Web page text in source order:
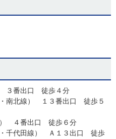
３番出口 徒歩４分
南北線） １３番出口 徒歩５
） ４番出口 徒歩６分
・千代田線） Ａ１３出口 徒歩